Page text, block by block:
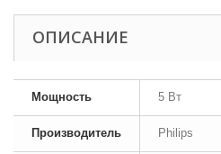
ОПИСАНИЕ
Мощность 5 Вт
Производитель Philips